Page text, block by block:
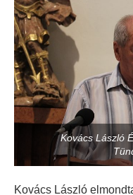
Kovács László
Kovács László